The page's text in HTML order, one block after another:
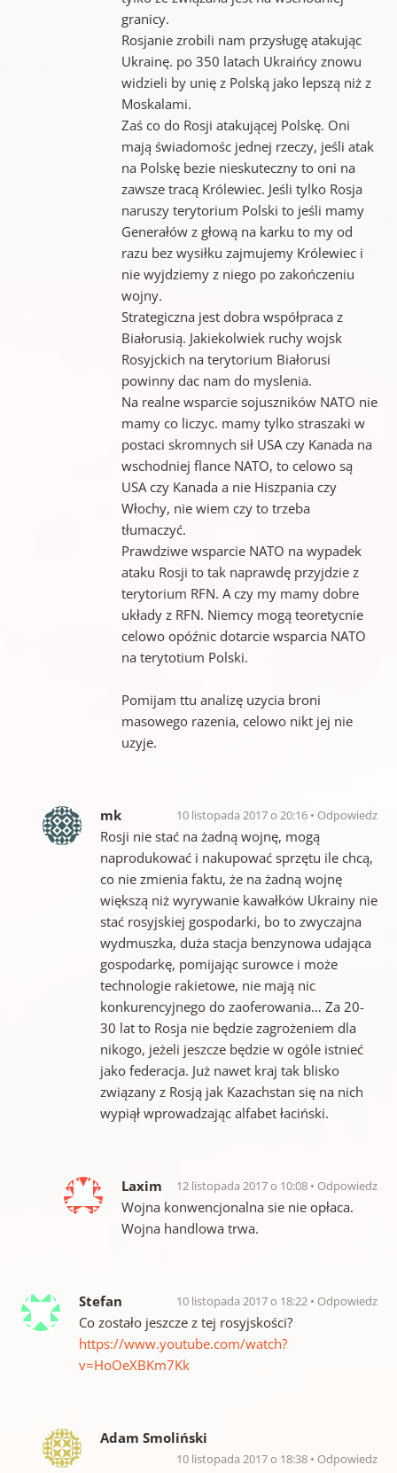
granicy.
Rosjanie zrobili nam przysługę atakując
Ukrainę. po 350 latach Ukraińcy znowu
widzieli by unię z Polską jako lepszą niż z
Moskalami.
Zaś co do Rosji atakującej Polskę. Oni
mają świadomośc jednej rzeczy, jeśli atak
na Polskę bezie nieskuteczny to oni na
zawsze tracą Królewiec. Jeśli tylko Rosja
naruszy terytorium Polski to jeśli mamy
Generałów z głową na karku to my od
razu bez wysiłku zajmujemy Królewiec i
nie wyjdziemy z niego po zakończeniu
wojny.
Strategiczna jest dobra współpraca z
Białorusią. Jakiekolwiek ruchy wojsk
Rosyjckich na terytorium Białorusi
powinny dac nam do myslenia.
Na realne wsparcie sojuszników NATO nie
mamy co liczyc. mamy tylko straszaki w
postaci skromnych sił USA czy Kanada na
wschodniej flance NATO, to celowo są
USA czy Kanada a nie Hiszpania czy
Włochy, nie wiem czy to trzeba
tłumaczyć.
Prawdziwe wsparcie NATO na wypadek
ataku Rosji to tak naprawdę przyjdzie z
terytorium RFN. A czy my mamy dobre
układy z RFN. Niemcy mogą teoretycnie
celowo opóźnic dotarcie wsparcia NATO
na terytotium Polski.
Pomijam ttu analizę uzycia broni
masowego razenia, celowo nikt jej nie
uzyje.
mk 10 listopada 2017 o 20:16 Odpowiedz
Rosji nie stać na żadną wojnę, mogą
naprodukować i nakupować sprzętu ile chcą,
co nie zmienia faktu, że na żadną wojnę
większą niż wyrywanie kawałków Ukrainy nie
stać rosyjskiej gospodarki, bo to zwyczajna
wydmuszka, duża stacja benzynowa udająca
gospodarkę, pomijając surowce i może
technologie rakietowe, nie mają nic
konkurencyjnego do zaoferowania… Za 20-
30 lat to Rosja nie będzie zagrożeniem dla
nikogo, jeżeli jeszcze będzie w ogóle istnieć
jako federacja. Już nawet kraj tak blisko
związany z Rosją jak Kazachstan się na nich
wypiął wprowadzając alfabet łaciński.
Laxim 12 listopada 2017 o 10:08 Odpowiedz
Wojna konwencjonalna sie nie opłaca.
Wojna handlowa trwa.
Stefan 10 listopada 2017 o 18:22 Odpowiedz
Co zostało jeszcze z tej rosyjskości?
https://www.youtube.com/watch?
v=HoOeXBKm7Kk
Adam Smoliński
10 listopada 2017 o 18:38 Odpowiedz